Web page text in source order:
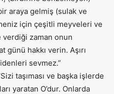
araya gelmiş (sulak ve
için çeşitli meyveleri ve
verdiği zaman onun
günü hakkı verin. Aşırı
sevmez.”
taşıması ve başka işlerde
yaratan O’dur. Onlarda